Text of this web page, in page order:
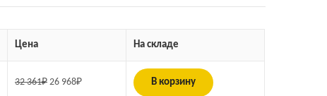
Цена На складе
32 361₽ 26 968₽ В корзину